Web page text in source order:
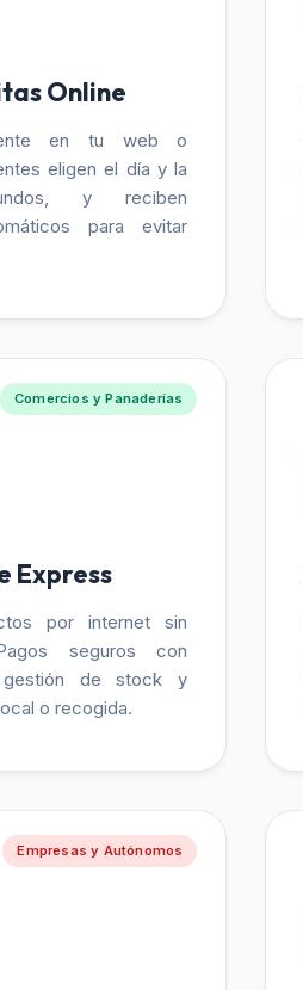
Online
en tu web o
eligen el día y la
y reciben
para evitar
Comercios y Panaderías
Express
por internet sin
seguros con
de stock y
o recogida.
Empresas y Autónomos